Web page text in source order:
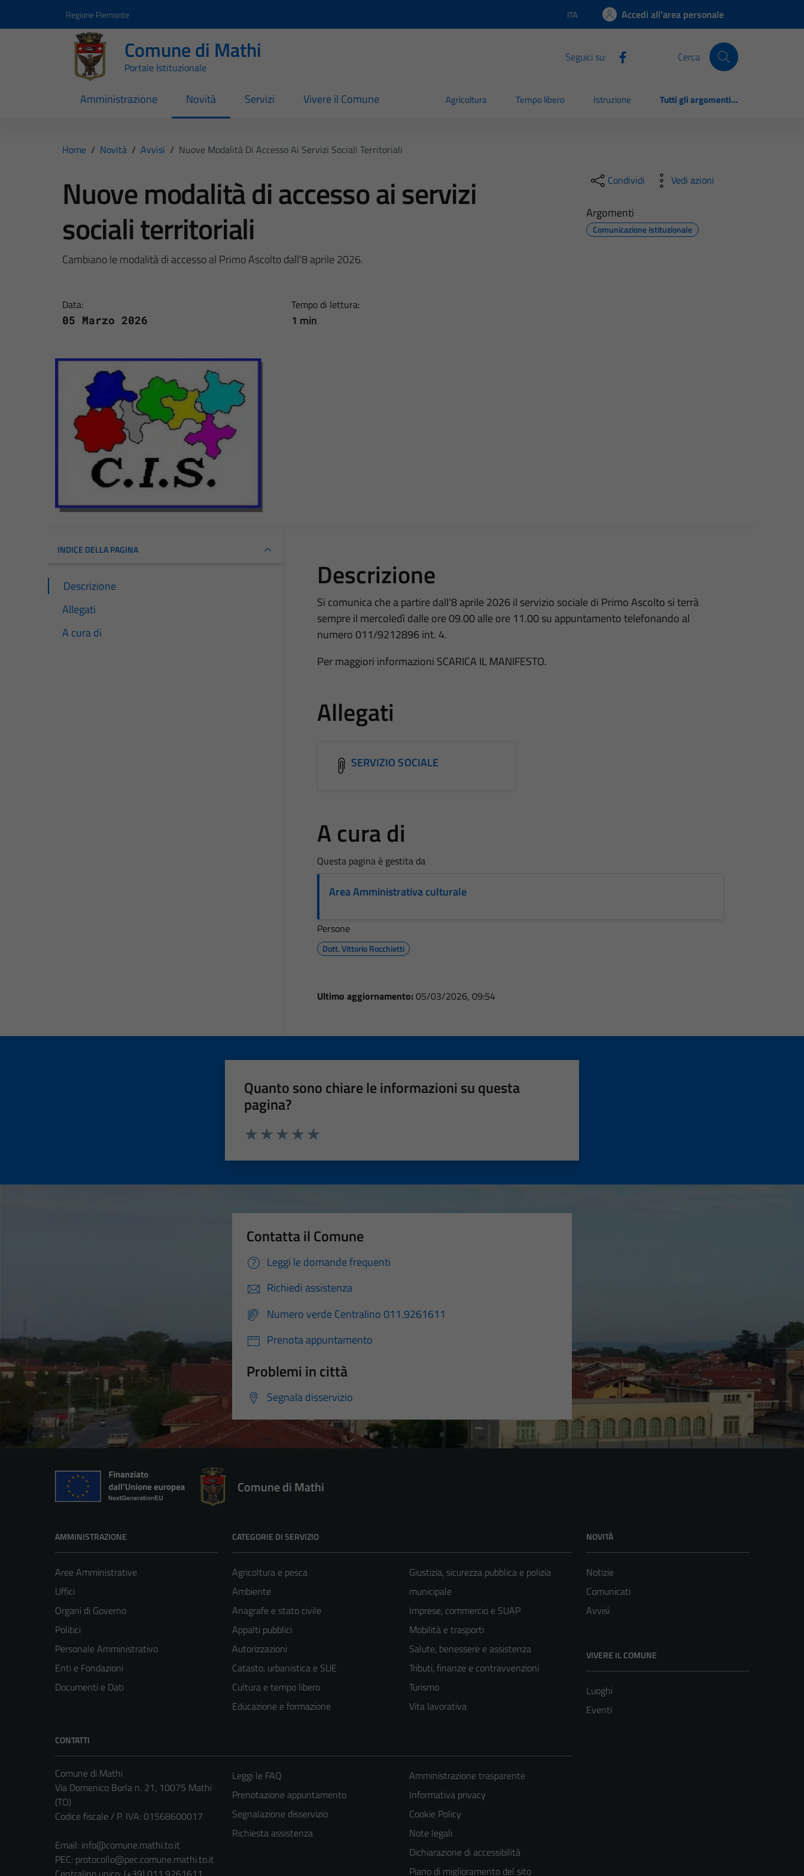
Regione Piemonte Lingua attiva:
ITA Accedi all'area personale
Comune di Mathi
Portale Istituzionale
Seguici su: Cerca
Amministrazione Novità Servizi Vivere il Comune Agricoltura Tempo libero Istruzione Tutti gli argomenti...
Home / Novità / Avvisi / Nuove Modalità Di Accesso Ai Servizi Sociali Territoriali
Nuove modalità di accesso ai servizi
sociali territoriali
Cambiano le modalità di accesso al Primo Ascolto dall'8 aprile 2026.
Data:
05 Marzo 2026
Tempo di lettura:
1 min
Condividi Vedi azioni
Argomenti
Comunicazione istituzionale
INDICE DELLA PAGINA
Descrizione
Allegati
A cura di
Descrizione
Si comunica che a partire dall'8 aprile 2026 il servizio sociale di Primo Ascolto si terrà
sempre il mercoledì dalle ore 09.00 alle ore 11.00 su appuntamento telefonando al
numero 011/9212896 int. 4.
Per maggiori informazioni SCARICA IL MANIFESTO.
Allegati
SERVIZIO SOCIALE
A cura di
Questa pagina è gestita da
Area Amministrativa culturale
Persone
Dott. Vittorio Rocchietti
Ultimo aggiornamento: 05/03/2026, 09:54
Quanto sono chiare le informazioni su questa
pagina?
Contatta il Comune
Leggi le domande frequenti
Richiedi assistenza
Numero verde Centralino 011.9261611
Prenota appuntamento
Problemi in città
Segnala disservizio
Comune di Mathi
AMMINISTRAZIONE
Aree Amministrative
Uffici
Organi di Governo
Politici
Personale Amministrativo
Enti e Fondazioni
Documenti e Dati
CATEGORIE DI SERVIZIO
Agricoltura e pesca
Ambiente
Anagrafe e stato civile
Appalti pubblici
Autorizzazioni
Catasto, urbanistica e SUE
Cultura e tempo libero
Educazione e formazione
Giustizia, sicurezza pubblica e polizia
municipale
Imprese, commercio e SUAP
Mobilità e trasporti
Salute, benessere e assistenza
Tributi, finanze e contravvenzioni
Turismo
Vita lavorativa
NOVITÀ
Notizie
Comunicati
Avvisi
VIVERE IL COMUNE
Luoghi
Eventi
CONTATTI
Comune di Mathi
Via Domenico Borla n. 21, 10075 Mathi
(TO)
Codice fiscale / P. IVA: 01568600017
Email: info@comune.mathi.to.it
PEC: protocollo@pec.comune.mathi.to.it
Leggi le FAQ
Prenotazione appuntamento
Segnalazione disservizio
Richiesta assistenza
Amministrazione trasparente
Informativa privacy
Cookie Policy
Note legali
Dichiarazione di accessibilità
Piano di miglioramento del sito